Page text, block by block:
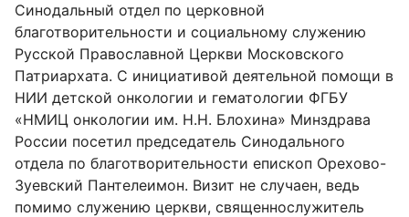
Синодальный отдел по церковной
благотворительности и социальному служению
Русской Православной Церкви Московского
Патриархата. С инициативой деятельной помощи в
НИИ детской онкологии и гематологии ФГБУ
«НМИЦ онкологии им. Н.Н. Блохина» Минздрава
России посетил председатель Синодального
отдела по благотворительности епископ Орехово-
Зуевский Пантелеимон. Визит не случаен, ведь
помимо служению церкви, священнослужитель